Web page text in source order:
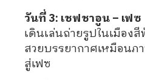
วันที่ 3: เชฟชาอูน – เฟซ
เดินเล่นถ่ายรูปในเมือง
สวยบรรยากาศเหมือนภ
สู่เฟซ